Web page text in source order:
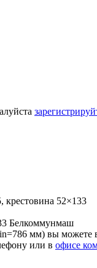
52×133
Белкоммунмаш
мм) вы можете
или в офисе